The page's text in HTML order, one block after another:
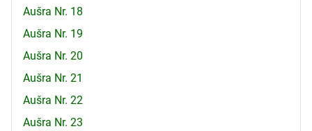
Aušra Nr. 18
Aušra Nr. 19
Aušra Nr. 20
Aušra Nr. 21
Aušra Nr. 22
Aušra Nr. 23